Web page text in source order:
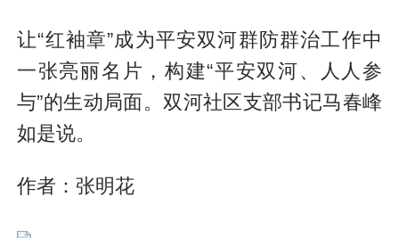
让“红袖章”成为平安双河群防群治工作中
一张亮丽名片，构建“平安双河、人人参
与”的生动局面。双河社区支部书记马春峰
如是说。
作者：张明花